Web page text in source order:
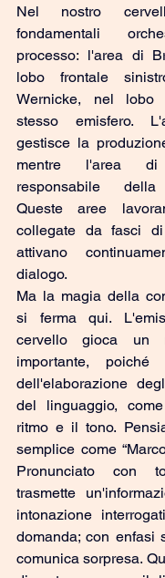
Nel nostro
fondamentali
processo: l'area di
lobo frontale
Wernicke, nel lobo
stesso emisfero.
gestisce la
mentre l'area
responsabile della
Queste aree
collegate da fasci
attivano
dialogo.
Ma la magia della
si ferma qui.
cervello gioca un
importante, poiché
dell'elaborazione
del linguaggio,
ritmo e il tono.
semplice come
Pronunciato con
trasmette
intonazione
domanda; con enfasi
comunica sorpresa.